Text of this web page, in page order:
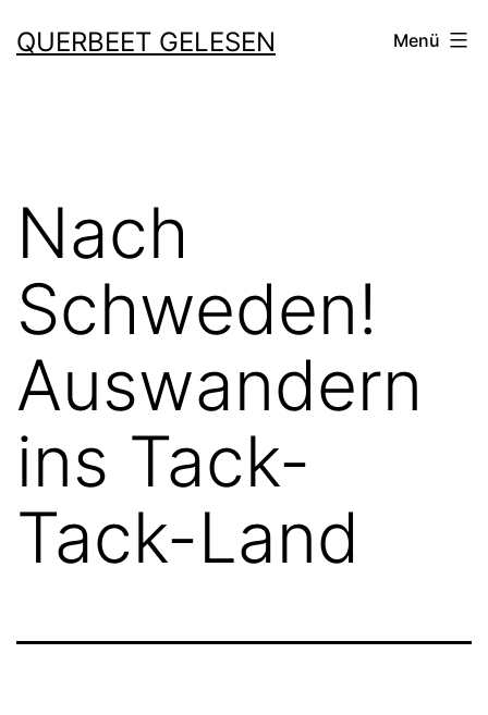
Inhalt
QUERBEET GELESEN Menü
Nach
Schweden!
Auswandern
ins Tack-
Tack-Land